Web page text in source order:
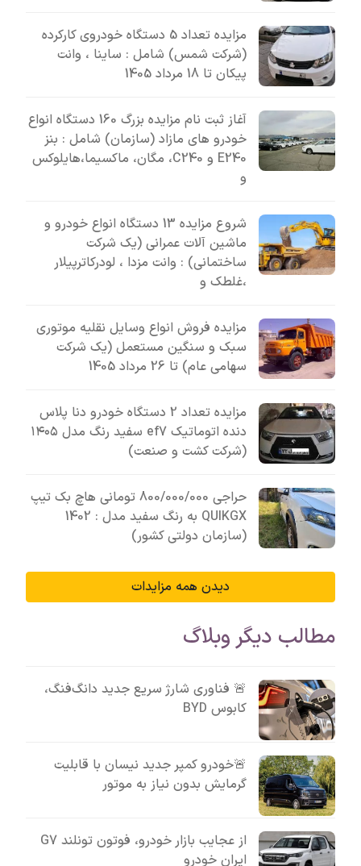
مزایده تعداد 5 دستگاه خودروی کارکرده
(شرکت شمس) شامل : ساینا ، وانت
پیکان تا 18 مرداد 1405
آغاز ثبت نام مزایده بزرگ 160 دستگاه انواع
خودرو های مازاد (سازمان) شامل : بنز
E240 و C240، مگان، ماکسیما،هایلوکس
و
شروع مزایده 13 دستگاه انواع خودرو و
ماشین آلات عمرانی (یک شرکت
ساختمانی) : وانت مزدا ، لودرکاترپیلار
،غلطک و
مزایده فروش انواع وسایل نقلیه موتوری
سبک و سنگین مستعمل (یک شرکت
سهامی عام) تا 26 مرداد 1405
مزایده تعداد 2 دستگاه خودرو دنا پلاس
دنده اتوماتیک ef7 سفید رنگ مدل ۱۴۰۵
(شرکت کشت و صنعت)
حراجی 800/000/000 تومانی ھاچ بک تیپ
QUIKGX به رنگ سفید مدل : 1402
(سازمان دولتی کشور)
دیدن همه مزایدات
مطالب دیگر وبلاگ
🚨 فناوری شارژ سریع جدید دانگ‌فنگ،
کابوس BYD
🚨خودرو کمپر جدید نیسان با قابلیت
گرمایش بدون نیاز به موتور
از عجایب بازار خودرو، فوتون تونلند G7
ایران خودرو